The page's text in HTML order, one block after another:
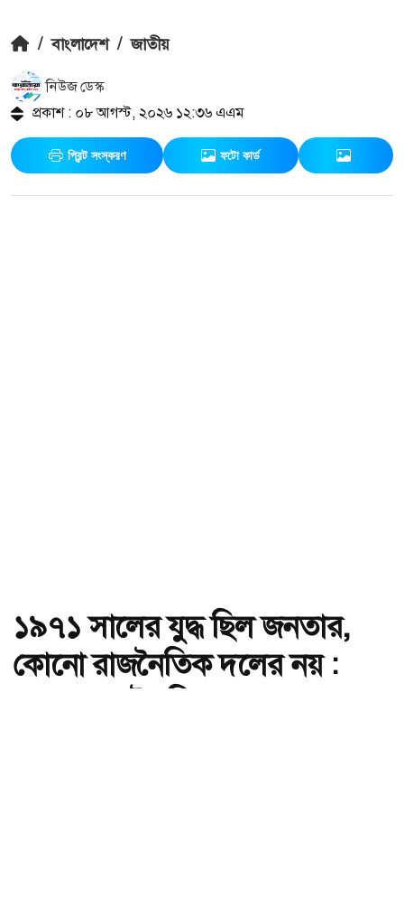
/ বাংলাদেশ / জাতীয়
নিউজ ডেস্ক
প্রকাশ : ০৮ আগস্ট, ২০২৬ ১২:৩৬ এএম
প্রিন্ট সংস্করণ ফটো কার্ড
১৯৭১ সালের যুদ্ধ ছিল জনতার,
কোনো রাজনৈতিক দলের নয় :